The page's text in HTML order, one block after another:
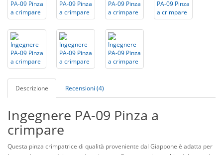
Descrizione Recensioni (4)
Ingegnere PA-09 Pinza a
crimpare
Questa pinza crimpatrice di qualità proveniente dal Giappone è adatta per